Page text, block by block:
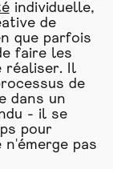
individuelle,
de
que parfois
faire les
réaliser. Il
de
dans un
- il se
pour
n'émerge pas